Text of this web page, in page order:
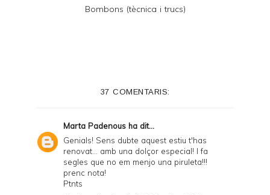
Bombons (tècnica i trucs)
37 COMENTARIS:
Marta Padenous ha dit...
Genials! Sens dubte aquest estiu t'has
renovat... amb una dolçor especial! I fa
segles que no em menjo una piruleta!!!
prenc nota!
Ptnts